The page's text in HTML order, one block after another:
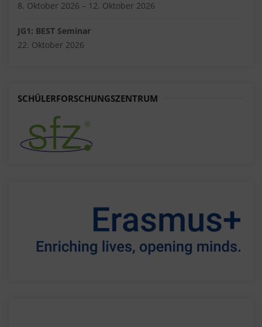
8. Oktober 2026 – 12. Oktober 2026
JG1: BEST Seminar
22. Oktober 2026
SCHÜLERFORSCHUNGSZENTRUM